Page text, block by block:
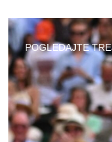
POGLEDAJTE